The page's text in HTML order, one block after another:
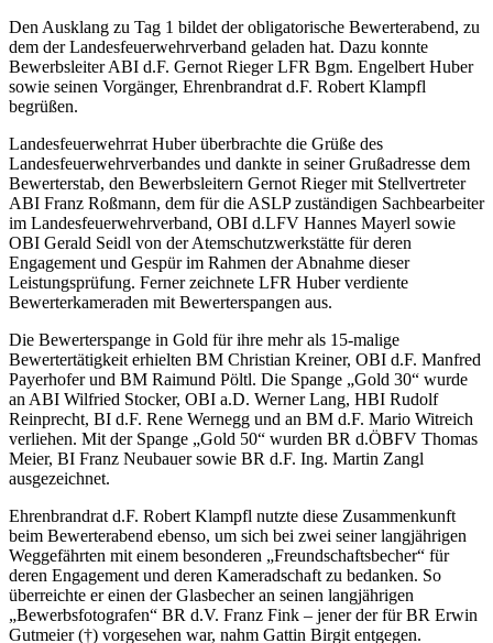
Den Ausklang zu Tag 1 bildet der obligatorische Bewerterabend, zu
dem der Landesfeuerwehrverband geladen hat. Dazu konnte
Bewerbsleiter ABI d.F. Gernot Rieger LFR Bgm. Engelbert Huber
sowie seinen Vorgänger, Ehrenbrandrat d.F. Robert Klampfl
begrüßen.
Landesfeuerwehrrat Huber überbrachte die Grüße des
Landesfeuerwehrverbandes und dankte in seiner Grußadresse dem
Bewerterstab, den Bewerbsleitern Gernot Rieger mit Stellvertreter
ABI Franz Roßmann, dem für die ASLP zuständigen Sachbearbeiter
im Landesfeuerwehrverband, OBI d.LFV Hannes Mayerl sowie
OBI Gerald Seidl von der Atemschutzwerkstätte für deren
Engagement und Gespür im Rahmen der Abnahme dieser
Leistungsprüfung. Ferner zeichnete LFR Huber verdiente
Bewerterkameraden mit Bewerterspangen aus.
Die Bewerterspange in Gold für ihre mehr als 15-malige
Bewertertätigkeit erhielten BM Christian Kreiner, OBI d.F. Manfred
Payerhofer und BM Raimund Pöltl. Die Spange „Gold 30“ wurde
an ABI Wilfried Stocker, OBI a.D. Werner Lang, HBI Rudolf
Reinprecht, BI d.F. Rene Wernegg und an BM d.F. Mario Witreich
verliehen. Mit der Spange „Gold 50“ wurden BR d.ÖBFV Thomas
Meier, BI Franz Neubauer sowie BR d.F. Ing. Martin Zangl
ausgezeichnet.
Ehrenbrandrat d.F. Robert Klampfl nutzte diese Zusammenkunft
beim Bewerterabend ebenso, um sich bei zwei seiner langjährigen
Weggefährten mit einem besonderen „Freundschaftsbecher“ für
deren Engagement und deren Kameradschaft zu bedanken. So
überreichte er einen der Glasbecher an seinen langjährigen
„Bewerbsfotografen“ BR d.V. Franz Fink – jener der für BR Erwin
Gutmeier (†) vorgesehen war, nahm Gattin Birgit entgegen.